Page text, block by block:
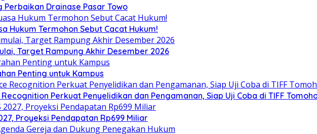
Drainase Pasar Towo
Hukum Termohon Sebut Cacat Hukum!
Target Rampung Akhir Desember 2026
Penting untuk Kampus
Perkuat Penyelidikan dan Pengamanan, Siap Uji Coba di TIFF
Proyeksi Pendapatan Rp699 Miliar